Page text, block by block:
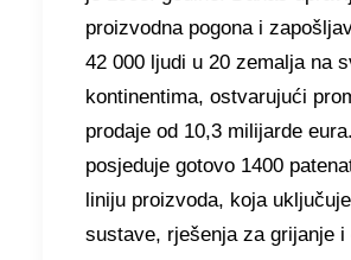
proizvodna pogona i
42 000 ljudi u 20 zemalja na
kontinentima, ostvarujući
prodaje od 10,3 milijarde
posjeduje gotovo 1400
liniju proizvoda, koja
sustave, rješenja za grijanje i